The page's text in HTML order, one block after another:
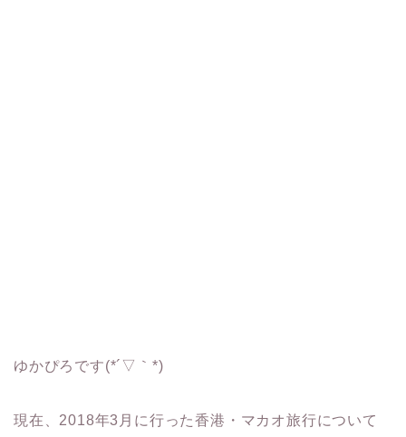
ゆかぴろです(*´▽｀*)
現在、2018年3月に行った香港・マカオ旅行について